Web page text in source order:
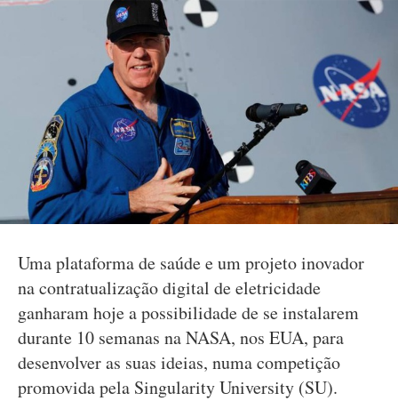
Uma plataforma de saúde e um projeto inovador
na contratualização digital de eletricidade
ganharam hoje a possibilidade de se instalarem
durante 10 semanas na NASA, nos EUA, para
desenvolver as suas ideias, numa competição
promovida pela Singularity University (SU).